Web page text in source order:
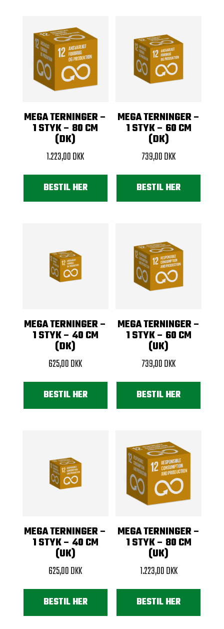
MEGA TERNINGER –
1 STYK – 80 CM
(DK)
1.223,00DKK
BESTIL HER
MEGA TERNINGER –
1 STYK – 60 CM
(DK)
739,00DKK
BESTIL HER
MEGA TERNINGER –
1 STYK – 40 CM
(DK)
625,00DKK
BESTIL HER
MEGA TERNINGER –
1 STYK – 60 CM
(UK)
739,00DKK
BESTIL HER
MEGA TERNINGER –
1 STYK – 40 CM
(UK)
625,00DKK
BESTIL HER
MEGA TERNINGER –
1 STYK – 80 CM
(UK)
1.223,00DKK
BESTIL HER